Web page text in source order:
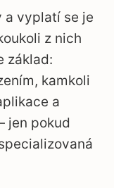
a vyplatí se je
z nich
základ:
kamkoli
a
jen pokud